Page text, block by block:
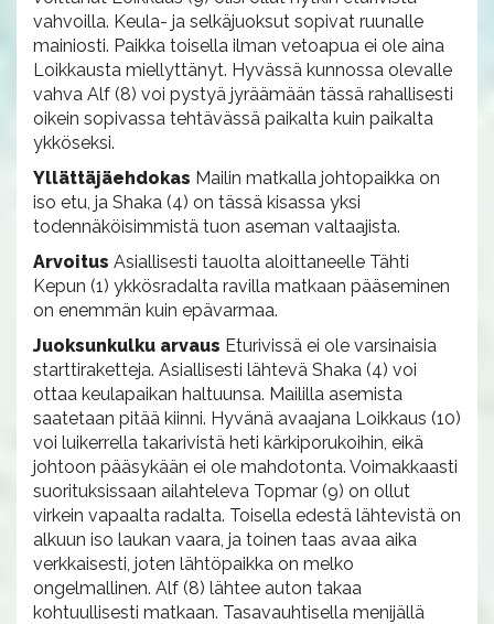
vahvoilla. Keula- ja selkäjuoksut sopivat ruunalle
mainiosti. Paikka toisella ilman vetoapua ei ole aina
Loikkausta miellyttänyt. Hyvässä kunnossa olevalle
vahva Alf (8) voi pystyä jyräämään tässä rahallisesti
oikein sopivassa tehtävässä paikalta kuin paikalta
ykköseksi.
Yllättäjäehdokas Mailin matkalla johtopaikka on
iso etu, ja Shaka (4) on tässä kisassa yksi
todennäköisimmistä tuon aseman valtaajista.
Arvoitus Asiallisesti tauolta aloittaneelle Tähti
Kepun (1) ykkösradalta ravilla matkaan pääseminen
on enemmän kuin epävarmaa.
Juoksunkulku arvaus Eturivissä ei ole varsinaisia
starttiraketteja. Asiallisesti lähtevä Shaka (4) voi
ottaa keulapaikan haltuunsa. Maililla asemista
saatetaan pitää kiinni. Hyvänä avaajana Loikkaus (10)
voi luikerrella takarivistä heti kärkiporukoihin, eikä
johtoon pääsykään ei ole mahdotonta. Voimakkaasti
suorituksissaan ailahteleva Topmar (9) on ollut
virkein vapaalta radalta. Toisella edestä lähtevistä on
alkuun iso laukan vaara, ja toinen taas avaa aika
verkkaisesti, joten lähtöpaikka on melko
ongelmallinen. Alf (8) lähtee auton takaa
kohtuullisesti matkaan. Tasavauhtisella menijällä